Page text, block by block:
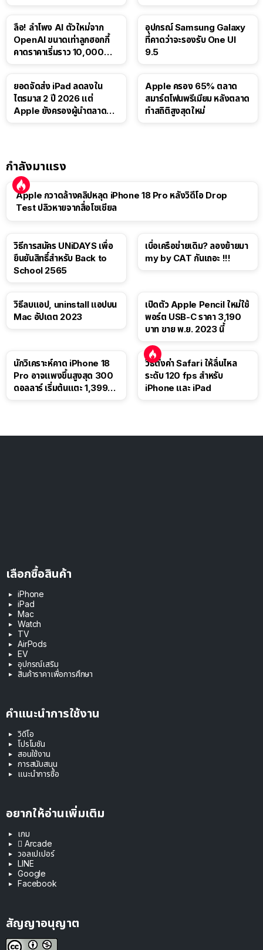
ลือ! ลำโพง AI ตัวใหม่จาก
OpenAI ขนาดเท่าลูกฮอกกี้
คาดราคาเริ่มราว 10,000
อุปกรณ์ Samsung Galaxy
ที่คาดว่าจะรองรับ One UI
9.5
ยอดจัดส่ง iPad ลดลงใน
ไตรมาส 2 ปี 2026 แต่
Apple ยังครองผู้นำตลาด
Apple ครอง 65% ตลาด
สมาร์ตโฟนพรีเมียม หลังตลาด
ทำสถิติสูงสุดใหม่
กำลังมาแรง
Apple กวาดล้างคลิปหลุด iPhone 18 Pro หลังวิดีโอ Drop
Test ปลิวหายจากสื่อโซเชียล
วิธีการสมัคร UNiDAYS เพื่อ
ยืนยันสิทธิ์สำหรับ Back to
School 2565
เบื่อเครือข่ายเดิม? ลองย้ายมา
my by CAT กันเถอะ !!!
วิธีลบแอป, uninstall แอปบน
Mac อัปเดต 2023
เปิดตัว Apple Pencil ใหม่ใช้
พอร์ต USB-C ราคา 3,190
บาท ขาย พ.ย. 2023 นี้
นักวิเคราะห์คาด iPhone 18
Pro อาจแพงขึ้นสูงสุด 300
ดอลลาร์ เริ่มต้นแตะ 1,399
วิธีตั้งค่า Safari ให้ลื่นไหล
ระดับ 120 fps สำหรับ
iPhone และ iPad
เลือกซื้อสินค้า
iPhone
iPad
Mac
Watch
TV
AirPods
EV
อุปกรณ์เสริม
สินค้าราคาเพื่อการศึกษา
คำแนะนำการใช้งาน
วิดีโอ
โปรโมชัน
สอนใช้งาน
การสนับสนุน
แนะนำการซื้อ
อยากให้อ่านเพิ่มเติม
เกม
 Arcade
วอลเปเปอร์
LINE
Google
Facebook
สัญญาอนุญาต